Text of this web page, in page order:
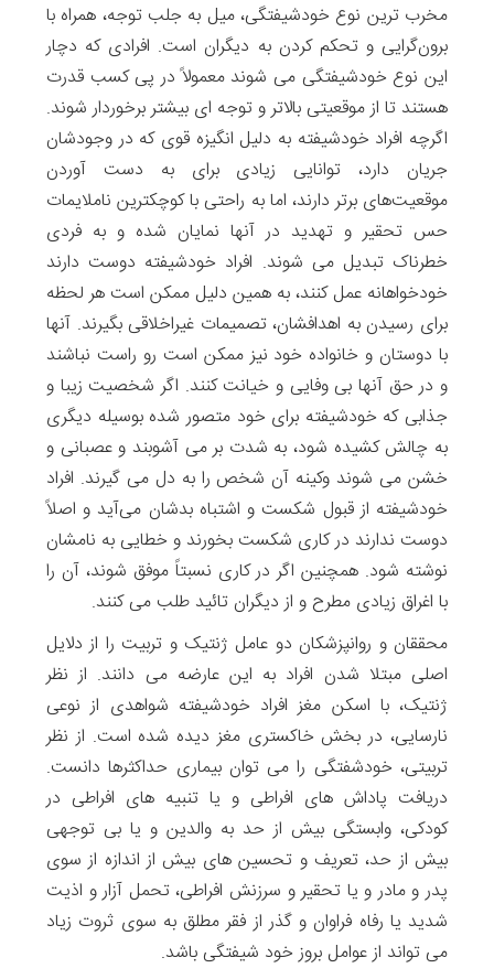
مخرب ترین نوع خودشیفتگی، میل به جلب توجه، همراه با
برون‌گرایی و تحکم کردن به دیگران است. افرادی که دچار
این نوع خودشیفتگی می شوند معمولاً در پی کسب قدرت
هستند تا از موقعیتی بالاتر و توجه ای بیشتر برخوردار شوند.
اگرچه افراد خودشیفته به دلیل انگیزه قوی که در وجودشان
جریان دارد، توانایی زیادی برای به دست آوردن
موقعیت‌های برتر دارند، اما به راحتی با کوچکترین ناملایمات
حس تحقیر و تهدید در آنها نمایان شده و به فردی
خطرناک تبدیل می شوند. افراد خودشیفته دوست دارند
خودخواهانه عمل کنند، به همین دلیل ممکن است هر لحظه
برای رسیدن به اهدافشان، تصمیمات غیراخلاقی بگیرند. آنها
با دوستان و خانواده خود نیز ممکن است رو راست نباشند
و در حق آنها بی وفایی و خیانت کنند. اگر شخصیت زیبا و
جذابی که خودشیفته برای خود متصور شده بوسیله دیگری
به چالش کشیده ‌شود، به شدت بر می آشوبند و عصبانی و
خشن‌ می شوند وکینه آن شخص را به دل می گیرند. افراد
خودشیفته از قبول شکست و اشتباه بدشان می‌آید و اصلاً
دوست ندارند در کاری شکست بخورند و خطایی به نامشان
نوشته شود. همچنین اگر در کاری نسبتاً موفق شوند، آن را
با اغراق زیادی مطرح و از دیگران تائید طلب می کنند.
محققان و روانپزشکان دو عامل ژنتیک و تربیت را از دلایل
اصلی مبتلا شدن افراد به این عارضه می دانند. از نظر
ژنتیک، با اسکن مغز افراد خودشیفته شواهدی از نوعی
نارسایی، در بخش خاکستری مغز دیده شده است. از نظر
تربیتی، خودشفتگی را می توان بیماری حداکثرها دانست.
دریافت پاداش های افراطی و یا تنبیه های افراطی در
کودکی، وابستگی بیش از حد به والدین و یا بی توجهی
بیش از حد، تعریف و تحسین های بیش از اندازه از سوی
پدر و مادر و یا تحقیر و سرزنش افراطی، تحمل آزار و اذیت
شدید یا رفاه فراوان و گذر از فقر مطلق به سوی ثروت زیاد
می تواند از عوامل بروز خود شیفتگی باشد.